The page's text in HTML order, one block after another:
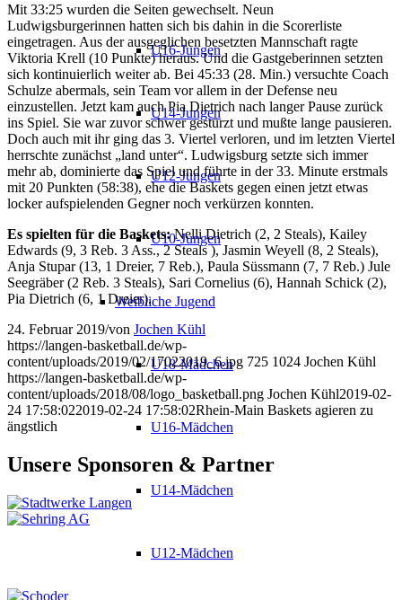
U16-Jungen
U14-Jungen
U12-Jungen
U10-Jungen
Weibliche Jugend
U18-Mädchen
U16-Mädchen
U14-Mädchen
U12-Mädchen
Mit 33:25 wurden die Seiten gewechselt. Neun
Ludwigsburgerinnen hatten sich bis dahin in die Scorerliste
eingetragen. Aus der ausgeglichen besetzten Mannschaft ragte
Viktoria Krell (10 Punkte) heraus. Und die Gastgeberinnen setzten
sich kontinuierlich weiter ab. Bei 45:33 (28. Min.) versuchte Coach
Schulze abermals, sein Team vor allem in der Defense neu
einzustellen. Jetzt kam auch Pia Dietrich nach langer Pause zurück
ins Spiel. Sie war zuvor schwer gestürzt und mußte lange pausieren.
Doch auch mit ihr ging das 3. Viertel verloren, und im letzten Viertel
herrschte zunächst „land unter“. Ludwigsburg setzte sich immer
mehr ab, dominierte das Spiel und führte in der 33. Minute erstmals
mit 20 Punkten (58:38), ehe die Baskets gegen einen jetzt etwas
locker aufspielenden Gegner noch verkürzen konnten.
Es spielten für die Baskets:Nelli Dietrich (2, 2 Steals), Kailey
Edwards (9, 3 Reb. 3 Ass., 2 Steals ), Jasmin Weyell (8, 2 Steals),
Anja Stupar (13, 1 Dreier, 7 Reb.), Paula Süssmann (7, 7 Reb.) Jule
Seegräber (2 Reb. 3 Steals), Sari Cornelius (6), Hannah Schick (2),
Pia Dietrich (6, 1 Dreier).
24. Februar 2019/von Jochen Kühl
https://langen-basketball.de/wp-
content/uploads/2019/02/17022019_6.jpg 725 1024 Jochen Kühl
https://langen-basketball.de/wp-
content/uploads/2018/08/logo_basketball.png Jochen Kühl2019-02-
24 17:58:022019-02-24 17:58:02Rhein-Main Baskets agieren zu
ängstlich
Unsere Sponsoren & Partner